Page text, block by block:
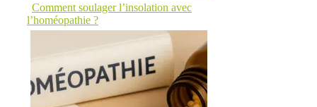
Comment soulager l’insolation avec
l’homéopathie ?